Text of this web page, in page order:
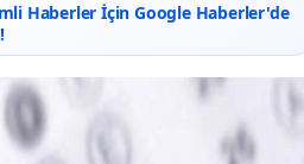
Haberler İçin Google Haberler'de